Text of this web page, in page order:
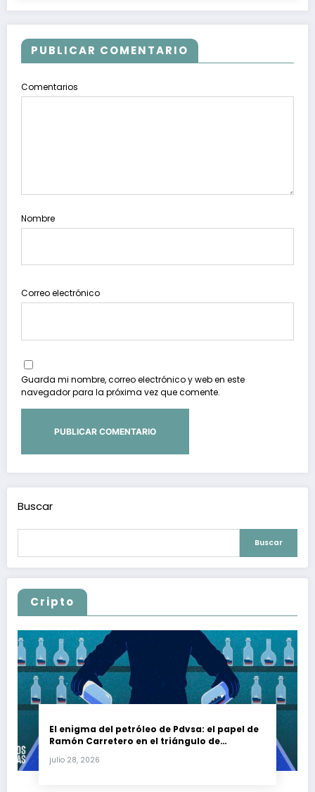
PUBLICAR COMENTARIO
Comentarios
Nombre
Correo electrónico
Guarda mi nombre, correo electrónico y web en este
navegador para la próxima vez que comente.
Buscar
Buscar
Cripto
El enigma del petróleo de Pdvsa: el papel de
Ramón Carretero en el triángulo de
julio 28, 2026